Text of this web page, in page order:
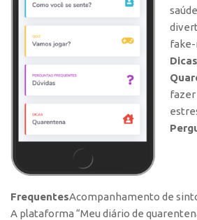
Pesquisa na USP
INCTs
PRPI/USP
InovaUSP
fake-
fazer
FrequentesAcompanhamento de
A plataforma “Meu diário de